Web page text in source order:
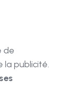
de
publicité.